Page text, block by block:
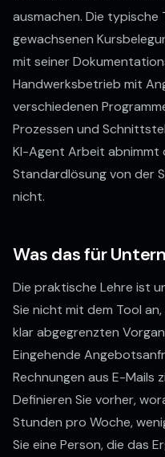
ausmachen. Die typische
gewachsenen
mit seiner
Handwerksbetrieb mit
verschiedenen
Prozessen und
KI-Agent Arbeit abnimmt
Standardlösung von der
nicht.
Was das für
Die praktische Lehre ist
Sie nicht mit dem Tool
klar abgegrenzten
Eingehende
Rechnungen aus E-Mails
Definieren Sie vorher,
Stunden pro Woche,
Sie eine Person, die das